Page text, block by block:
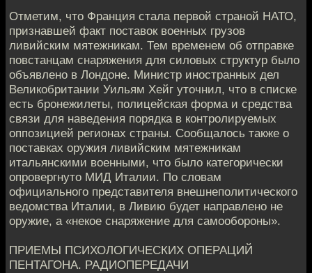
Отметим, что Франция стала первой страной НАТО,
признавшей факт поставок военных грузов
ливийским мятежникам. Тем временем об отправке
повстанцам снаряжения для силовых структур было
объявлено в Лондоне. Министр иностранных дел
Великобритании Уильям Хейг уточнил, что в списке
есть бронежилеты, полицейская форма и средства
связи для наведения порядка в контролируемых
оппозицией регионах страны. Сообщалось также о
поставках оружия ливийским мятежникам
итальянскими военными, что было категорически
опровергнуто МИД Италии. По словам
официального представителя внешнеполитического
ведомства Италии, в Ливию будет направлено не
оружие, а «некое снаряжение для самообороны».
ПРИЕМЫ ПСИХОЛОГИЧЕСКИХ ОПЕРАЦИЙ
ПЕНТАГОНА. РАДИОПЕРЕДАЧИ